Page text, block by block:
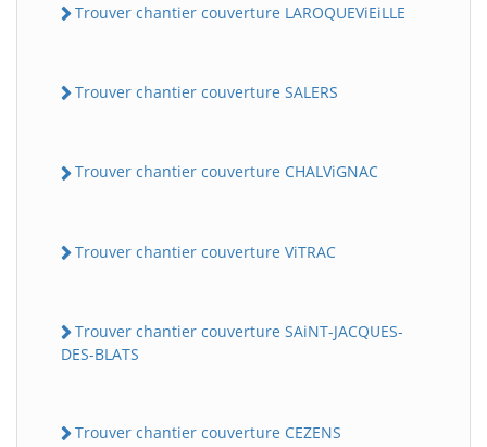
Trouver chantier couverture LAROQUEViEiLLE
Trouver chantier couverture SALERS
Trouver chantier couverture CHALViGNAC
Trouver chantier couverture ViTRAC
Trouver chantier couverture SAiNT-JACQUES-
DES-BLATS
Trouver chantier couverture CEZENS